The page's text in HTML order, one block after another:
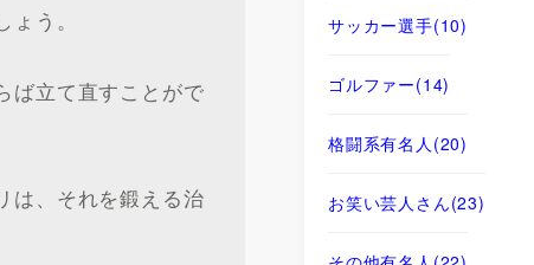
う。
ば立て直すことがで
は、それを鍛える治
サッカー選手(10)
ゴルファー(14)
格闘系有名人 (20)
お笑い芸人さん(23)